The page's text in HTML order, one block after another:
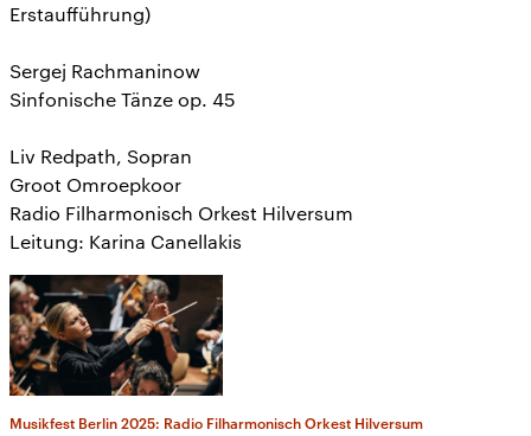
Erstaufführung)
Sergej Rachmaninow
Sinfonische Tänze op. 45
Liv Redpath, Sopran
Groot Omroepkoor
Radio Filharmonisch Orkest Hilversum
Leitung: Karina Canellakis
Musikfest Berlin 2025: Radio Filharmonisch Orkest Hilversum